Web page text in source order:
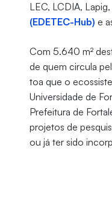
LEC, LCDIA,
(EDETEC-Hub) e
Com 5.640 m²
de quem circula
toa que o
Universidade de
Prefeitura de
projetos de
ou já ter sido